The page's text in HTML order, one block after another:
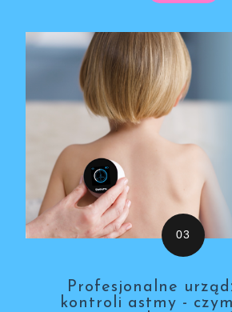
Profesjonalne
kontroli astmy -